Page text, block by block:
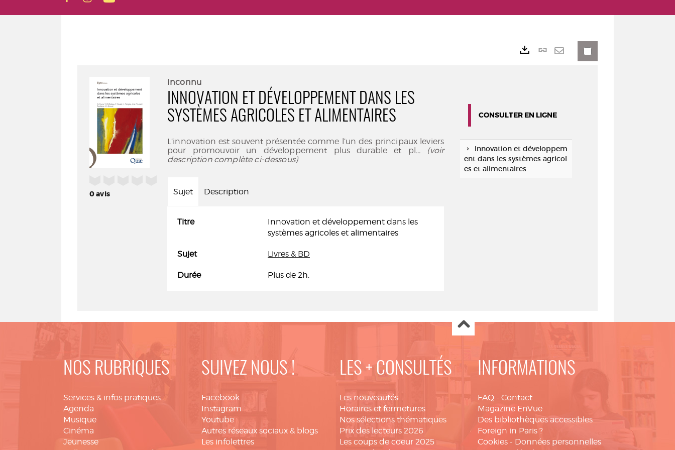
0avis
Inconnu
INNOVATION ET DÉVELOPPEMENT DANS LES
SYSTÈMES AGRICOLES ET ALIMENTAIRES
L’innovation est souvent présentée comme l’un des principaux leviers
pour promouvoir un développement plus durable et pl... (voir
description complète ci-dessous)
Sujet Description
Titre
Innovation et développement dans les
systèmes agricoles et alimentaires
Sujet Livres & BD
Durée Plus de 2h.
Lien
CONSULTER EN LIGNE
Innovation et développem
ent dans les systèmes agricol
es et alimentaires
NOS RUBRIQUES
Services & infos pratiques
Agenda
Musique
Cinéma
Jeunesse
SUIVEZ NOUS !
Facebook
Instagram
Youtube
Autres réseaux sociaux & blogs
Les infolettres
LES + CONSULTÉS
Les nouveautés
Horaires et fermetures
Nos sélections thématiques
Prix des lecteurs 2026
Les coups de coeur 2025
INFORMATIONS
FAQ - Contact
Magazine EnVue
Des bibliothèques accessibles
Foreign in Paris ?
Cookies - Données personnelles